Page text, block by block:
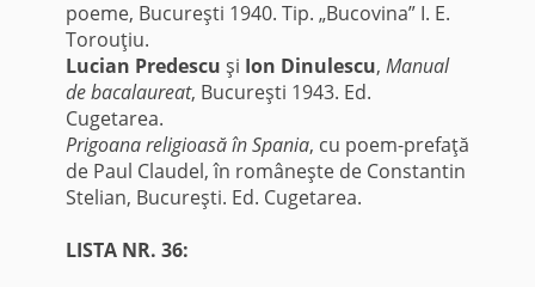
poeme, Bucureşti 1940. Tip. „Bucovina” I. E.
Torouţiu.
Lucian Predescu şi Ion Dinulescu, Manual
de bacalaureat, Bucureşti 1943. Ed.
Cugetarea.
Prigoana religioasă în Spania, cu poem-prefaţă
de Paul Claudel, în româneşte de Constantin
Stelian, Bucureşti. Ed. Cugetarea.
LISTA NR. 36: